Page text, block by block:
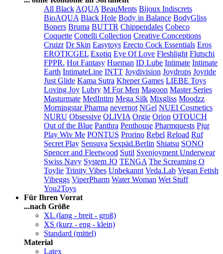
All Black AQUA BeauMents Bijoux Indiscrets
BioAQUA Black Hole Body in Balance BodyGliss
Boners Bruma BUTTR Chippendales Cobeco
Coquette Cottelli Collection Creative Conceptions
Cruizr Dr Skin Easytoys Erecto Cock Essentials Eros
EROTICGEL Exotiq Eye Of Love Fleshlight Flutschi
FPPR. Hot Fantasy Hueman ID Lube Intimate Intimate
Earth IntimateLine INTT Joydivision Joydrops Joyride
Just Glide Kama Sutra Kheper Games LIEBE Toys
Loving Joy Lubry M For Men Magoon Master Series
Masturmate MedIntim Mega Silk Mixgliss Moodzz
Morningstar Pharma nevernot NGel NUEI Cosmetics
NURU Obsessive OLIVIA Orgie Orion OTOUCH
Out of the Blue Panthra Penthouse Pharmquests Pjur
Play Wiv Me PONTUS Prorino Rebel Reload Ruf
Secret Play Sensuva Sexpäd.Berlin Shiatsu SONO
Spencer and Fleetwood Sutil Svenjoyment Underwear
Swiss Navy System JO TENGA The Screaming O
Toylie Trinity Vibes Unbekannt Veda.Lab Vegan Fetish
Vibeggs ViperPharm Water Woman Wet Stuff
You2Toys
Für Ihren Vorrat
...nach Größe
XL (lang - breit - groß)
XS (kurz - eng - klein)
Standard (mittel)
Material
Latex